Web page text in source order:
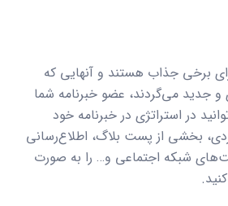
برخی جذاب هستند و آنهایی که
و جدید می‌گردند، عضو خبرنامه شما
در استراتژی در خبرنامه خود
بخشی از پست بلاگ، اطلاع‌رسانی
شبکه اجتماعی و… را به صورت